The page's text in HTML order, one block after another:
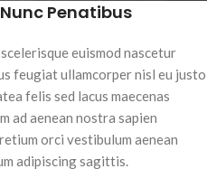
Penatibus
euismod nascetur
feugiat ullamcorper nisl eu justo
felis sed lacus maecenas
ad aenean nostra sapien
orci vestibulum aenean
adipiscing sagittis.